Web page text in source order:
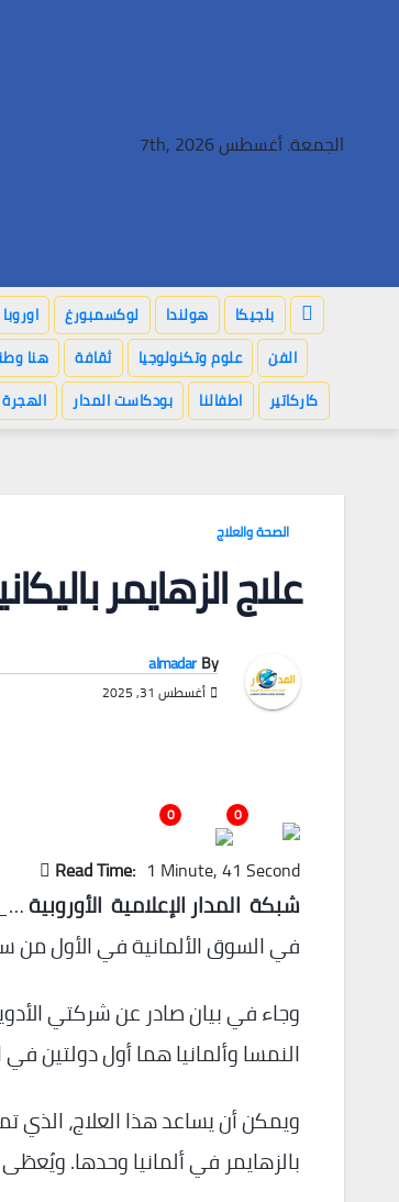
الجمعة. أغسطس 7th, 2026
بلجيكا هولندا لوكسمبورغ اوروبا
الفن
علوم وتكنولوجيا ثقافة هنا
كاركاتير
اطفالنا بودكاست المدار
الصحة والعلاج
علاج الزهايمر
By
almadar
أغسطس 31, 2025
0
0
Read Time: 1 Minute, 41 Second
شبكة المدار الإعلامية الأوروبية
في السوق الألمانية في الأول من
وجاء في بيان صادر عن شركتي
النمسا وألمانيا هما أول دولتين
ويمكن أن يساعد هذا العلاج،
بالزهايمر في ألمانيا وحدها.